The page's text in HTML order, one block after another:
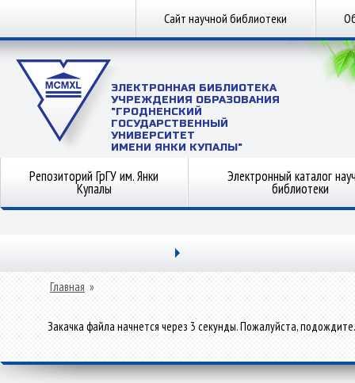
Сайт научной библиотеки
ЭЛЕКТРОННАЯ БИБЛИОТЕКА
УЧРЕЖДЕНИЯ ОБРАЗОВАНИЯ
"ГРОДНЕНСКИЙ
ГОСУДАРСТВЕННЫЙ
УНИВЕРСИТЕТ
ИМЕНИ ЯНКИ КУПАЛЫ"
Репозиторий ГрГУ им. Янки
Купалы
Электронный каталог
библиотеки
Главная »
Закачка файла начнется через 3 секунды. Пожалуйста, подождите.